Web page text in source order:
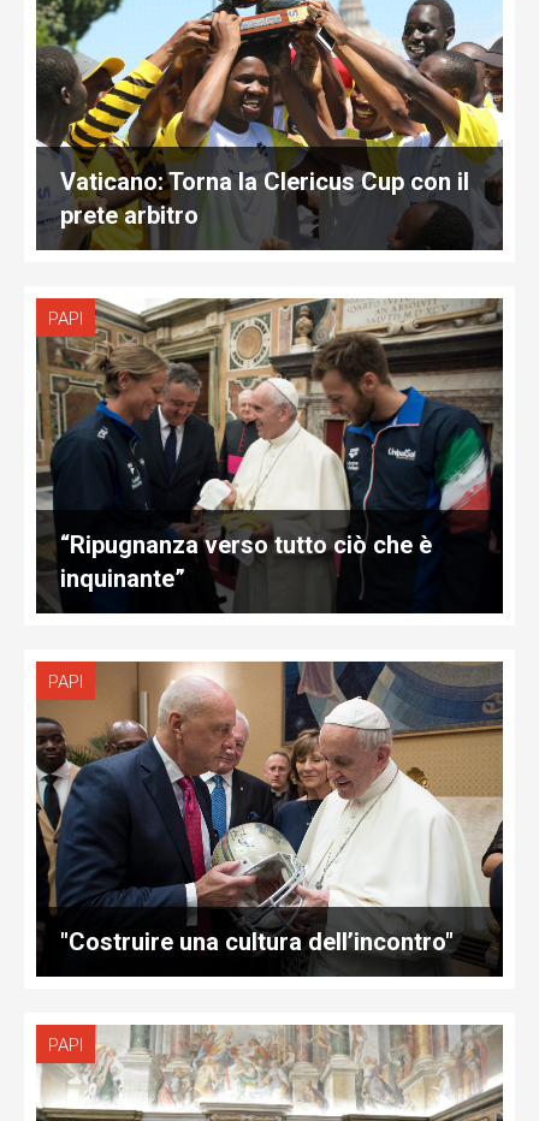
Vaticano: Torna la Clericus Cup con il
prete arbitro
PAPI
“Ripugnanza verso tutto ciò che è
inquinante”
PAPI
"Costruire una cultura dell’incontro"
PAPI